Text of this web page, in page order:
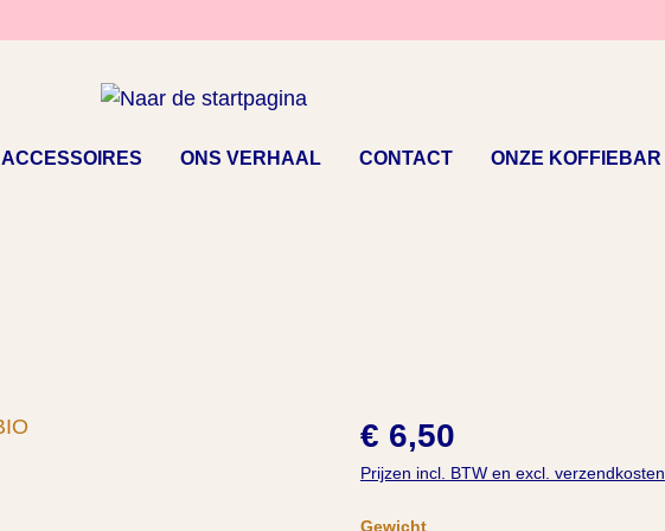
ACCESSOIRES ONS VERHAAL CONTACT ONZE KOFFIEBAR
€ 6,50
Prijzen incl. BTW en excl. verzendkosten
Selecteer
Gewicht